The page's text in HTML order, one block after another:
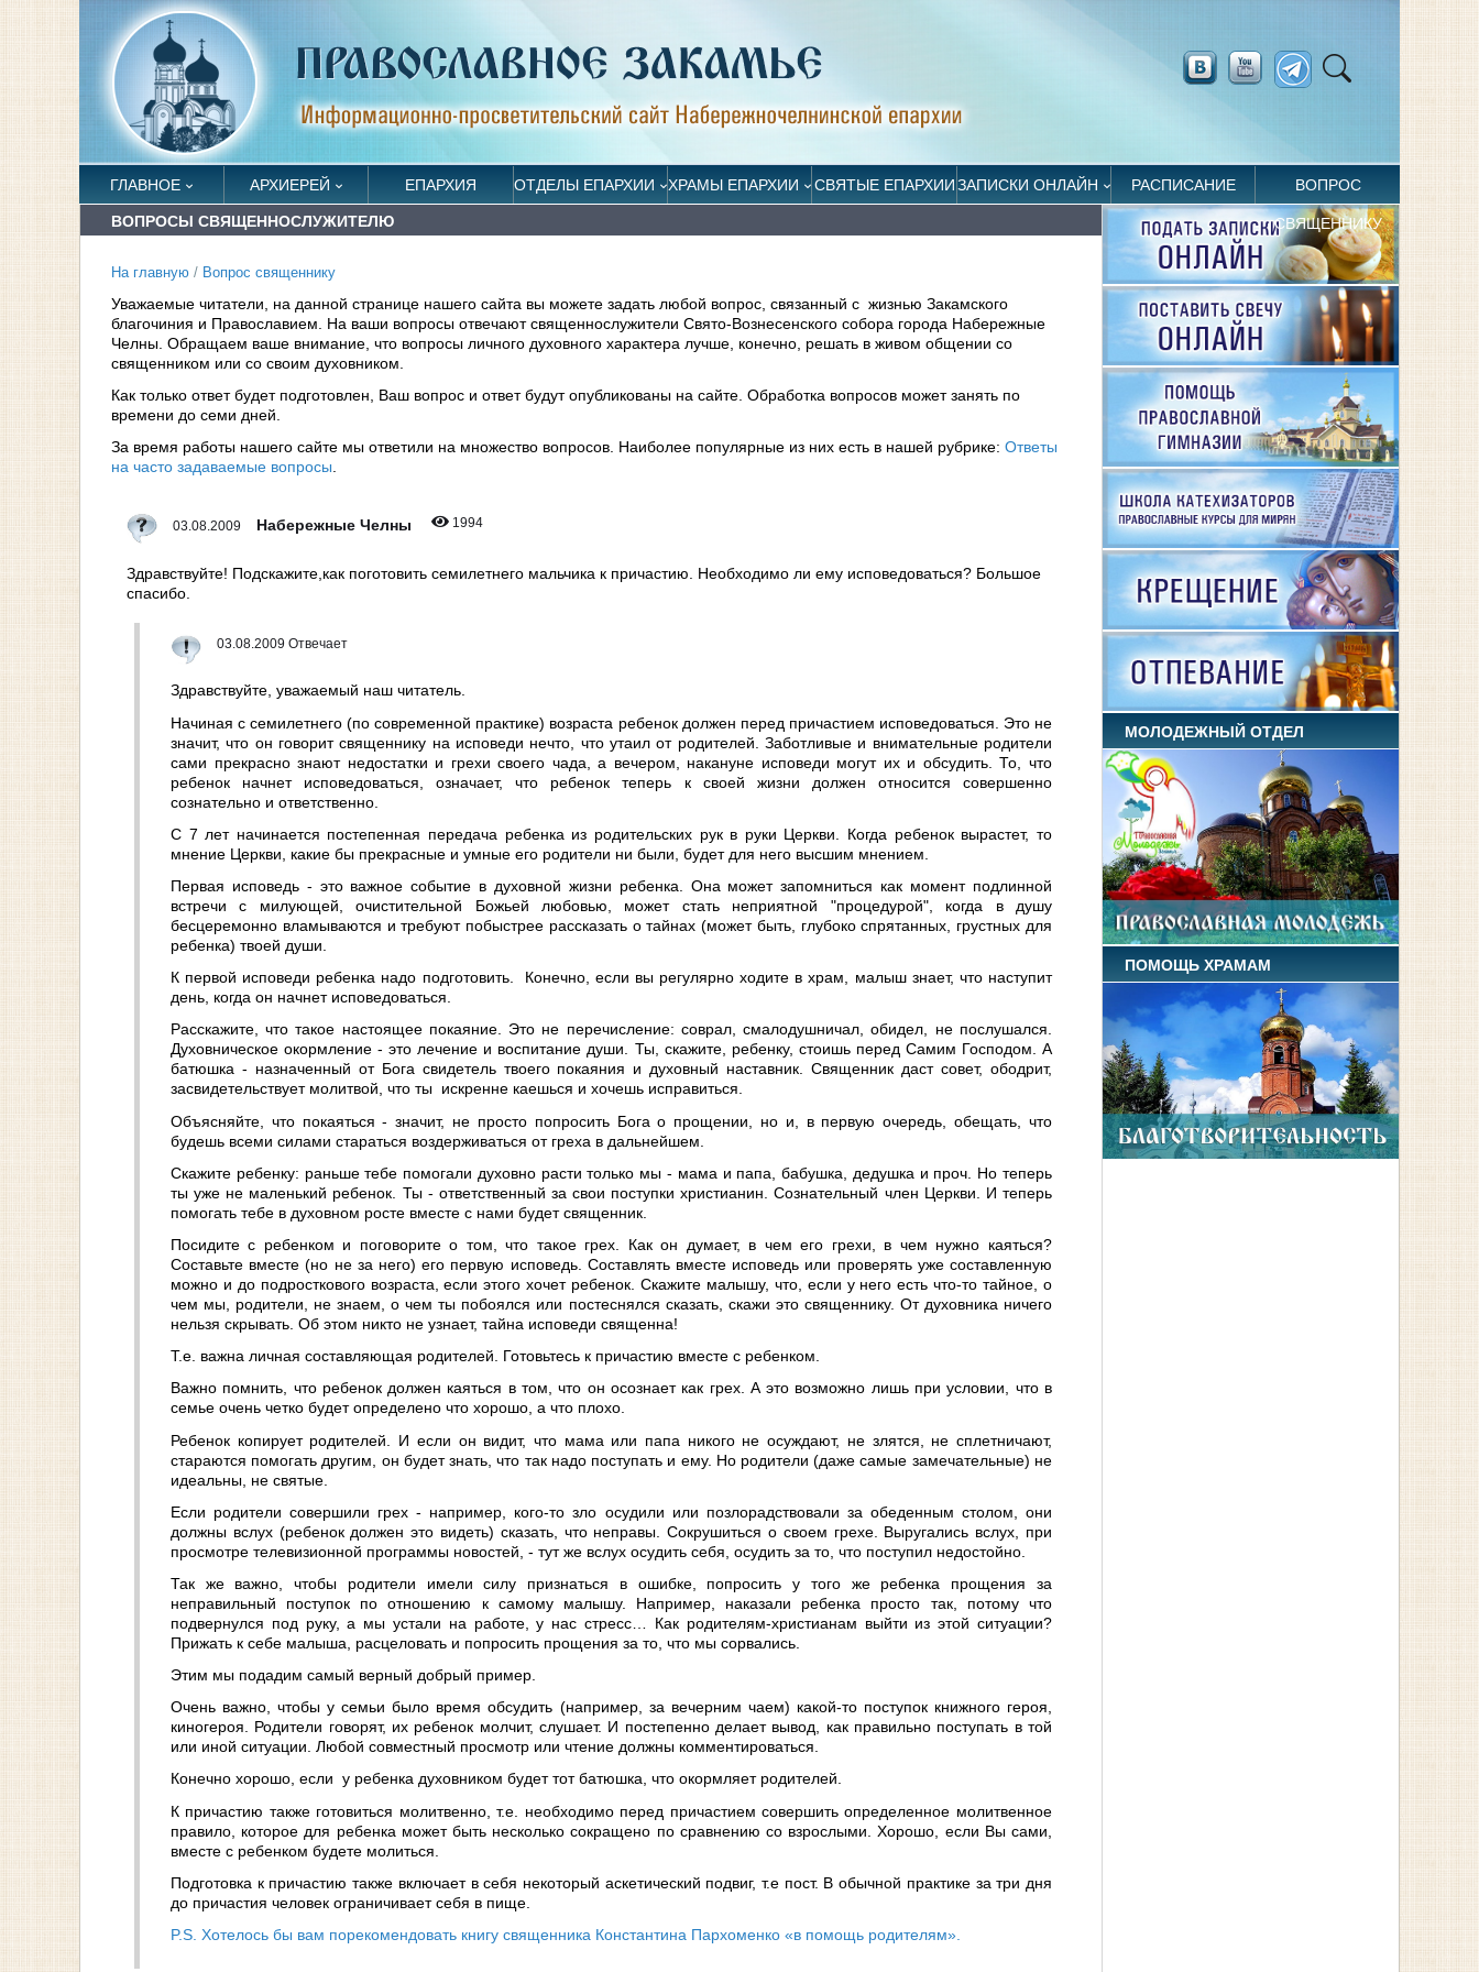
ГЛАВНОЕ АРХИЕРЕЙ ЕПАРХИЯ ОТДЕЛЫ ЕПАРХИИ ХРАМЫ ЕПАРХИИ СВЯТЫЕ ЕПАРХИИЗАПИСКИ ОНЛАЙН РАСПИСАНИЕ ВОПРОС
СВЯЩЕННИКУ
ВОПРОСЫ СВЯЩЕННОСЛУЖИТЕЛЮ
На главную / Вопрос священнику
Уважаемые читатели, на данной странице нашего сайта вы можете задать любой вопрос, связанный с жизнью Закамского
благочиния и Православием. На ваши вопросы отвечают священнослужители Свято-Вознесенского собора города Набережные
Челны. Обращаем ваше внимание, что вопросы личного духовного характера лучше, конечно, решать в живом общении со
священником или со своим духовником.
Как только ответ будет подготовлен, Ваш вопрос и ответ будут опубликованы на сайте. Обработка вопросов может занять по
времени до семи дней.
За время работы нашего сайте мы ответили на множество вопросов. Наиболее популярные из них есть в нашей рубрике: Ответы
на часто задаваемые вопросы.
03.08.2009 Набережные Челны 1994
Здравствуйте! Подскажите,как поготовить семилетнего мальчика к причастию. Необходимо ли ему исповедоваться? Большое
спасибо.
03.08.2009 Отвечает
Здравствуйте, уважаемый наш читатель.
Начиная с семилетнего (по современной практике) возраста ребенок должен перед причастием исповедоваться. Это не
значит, что он говорит священнику на исповеди нечто, что утаил от родителей. Заботливые и внимательные родители
сами прекрасно знают недостатки и грехи своего чада, а вечером, накануне исповеди могут их и обсудить. То, что
ребенок начнет исповедоваться, означает, что ребенок теперь к своей жизни должен относится совершенно
сознательно и ответственно.
С 7 лет начинается постепенная передача ребенка из родительских рук в руки Церкви. Когда ребенок вырастет, то
мнение Церкви, какие бы прекрасные и умные его родители ни были, будет для него высшим мнением.
Первая исповедь - это важное событие в духовной жизни ребенка. Она может запомниться как момент подлинной
встречи с милующей, очистительной Божьей любовью, может стать неприятной "процедурой", когда в душу
бесцеремонно вламываются и требуют побыстрее рассказать о тайнах (может быть, глубоко спрятанных, грустных для
ребенка) твоей души.
К первой исповеди ребенка надо подготовить. Конечно, если вы регулярно ходите в храм, малыш знает, что наступит
день, когда он начнет исповедоваться.
Расскажите, что такое настоящее покаяние. Это не перечисление: соврал, смалодушничал, обидел, не послушался.
Духовническое окормление - это лечение и воспитание души. Ты, скажите, ребенку, стоишь перед Самим Господом. А
батюшка - назначенный от Бога свидетель твоего покаяния и духовный наставник. Священник даст совет, ободрит,
засвидетельствует молитвой, что ты искренне каешься и хочешь исправиться.
Объясняйте, что покаяться - значит, не просто попросить Бога о прощении, но и, в первую очередь, обещать, что
будешь всеми силами стараться воздерживаться от греха в дальнейшем.
Скажите ребенку: раньше тебе помогали духовно расти только мы - мама и папа, бабушка, дедушка и проч. Но теперь
ты уже не маленький ребенок. Ты - ответственный за свои поступки христианин. Сознательный член Церкви. И теперь
помогать тебе в духовном росте вместе с нами будет священник.
Посидите с ребенком и поговорите о том, что такое грех. Как он думает, в чем его грехи, в чем нужно каяться?
Составьте вместе (но не за него) его первую исповедь. Составлять вместе исповедь или проверять уже составленную
можно и до подросткового возраста, если этого хочет ребенок. Скажите малышу, что, если у него есть что-то тайное, о
чем мы, родители, не знаем, о чем ты побоялся или постеснялся сказать, скажи это священнику. От духовника ничего
нельзя скрывать. Об этом никто не узнает, тайна исповеди священна!
Т.е. важна личная составляющая родителей. Готовьтесь к причастию вместе с ребенком.
Важно помнить, что ребенок должен каяться в том, что он осознает как грех. А это возможно лишь при условии, что в
семье очень четко будет определено что хорошо, а что плохо.
Ребенок копирует родителей. И если он видит, что мама или папа никого не осуждают, не злятся, не сплетничают,
стараются помогать другим, он будет знать, что так надо поступать и ему. Но родители (даже самые замечательные) не
идеальны, не святые.
Если родители совершили грех - например, кого-то зло осудили или позлорадствовали за обеденным столом, они
должны вслух (ребенок должен это видеть) сказать, что неправы. Сокрушиться о своем грехе. Выругались вслух, при
просмотре телевизионной программы новостей, - тут же вслух осудить себя, осудить за то, что поступил недостойно.
Так же важно, чтобы родители имели силу признаться в ошибке, попросить у того же ребенка прощения за
неправильный поступок по отношению к самому малышу. Например, наказали ребенка просто так, потому что
подвернулся под руку, а мы устали на работе, у нас стресс… Как родителям-христианам выйти из этой ситуации?
Прижать к себе малыша, расцеловать и попросить прощения за то, что мы сорвались.
Этим мы подадим самый верный добрый пример.
Очень важно, чтобы у семьи было время обсудить (например, за вечерним чаем) какой-то поступок книжного героя,
киногероя. Родители говорят, их ребенок молчит, слушает. И постепенно делает вывод, как правильно поступать в той
или иной ситуации. Любой совместный просмотр или чтение должны комментироваться.
Конечно хорошо, если у ребенка духовником будет тот батюшка, что окормляет родителей.
К причастию также готовиться молитвенно, т.е. необходимо перед причастием совершить определенное молитвенное
правило, которое для ребенка может быть несколько сокращено по сравнению со взрослыми. Хорошо, если Вы сами,
вместе с ребенком будете молиться.
Подготовка к причастию также включает в себя некоторый аскетический подвиг, т.е пост. В обычной практике за три дня
до причастия человек ограничивает себя в пище.
P.S. Хотелось бы вам порекомендовать книгу священника Константина Пархоменко «в помощь родителям».
МОЛОДЕЖНЫЙ ОТДЕЛ
ПОМОЩЬ ХРАМАМ